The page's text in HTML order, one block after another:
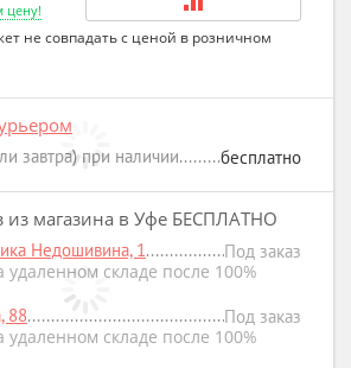
цену!
не совпадать с ценой в розничном
завтра) при наличии бесплатно
из магазина в Уфе БЕСПЛАТНО
Недошивина, 1
Под заказ
складе после 100%
88
Под заказ
складе после 100%